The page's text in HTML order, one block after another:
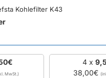
Kohlefilter K43
4 x
38,00€